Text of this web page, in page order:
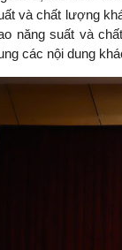
và chất lượng
năng suất và
các nội dung